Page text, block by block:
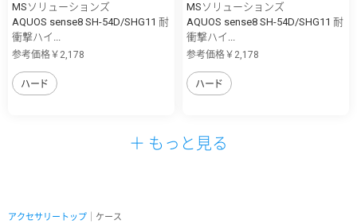
MSソリューションズ
AQUOS sense8 SH-54D/SHG11 耐
衝撃ハイ...
参考価格￥2,178
ハード
MSソリューションズ
AQUOS sense8 SH-54D/SHG11 耐
衝撃ハイ...
参考価格￥2,178
ハード
＋ もっと見る
アクセサリートップ ｜ケース